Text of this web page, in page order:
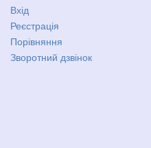
Вхід
Реєстрація
Порівняння
Зворотний дзвінок